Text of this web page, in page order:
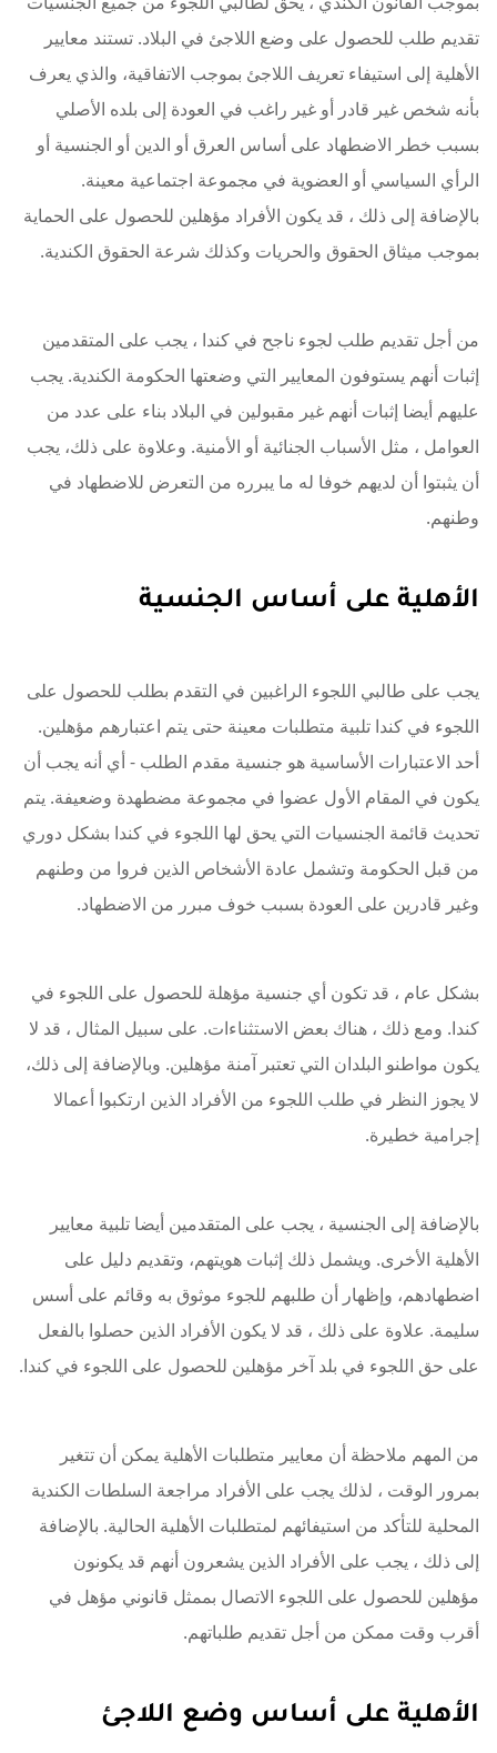
تقديم طلب للحصول على وضع اللاجئ في البلاد. تستند معايير
الأهلية إلى استيفاء تعريف اللاجئ بموجب الاتفاقية، والذي يعرف
بأنه شخص غير قادر أو غير راغب في العودة إلى بلده الأصلي
بسبب خطر الاضطهاد على أساس العرق أو الدين أو الجنسية أو
الرأي السياسي أو العضوية في مجموعة اجتماعية معينة.
بالإضافة إلى ذلك ، قد يكون الأفراد مؤهلين للحصول على الحماية
بموجب ميثاق الحقوق والحريات وكذلك شرعة الحقوق الكندية.
من أجل تقديم طلب لجوء ناجح في كندا ، يجب على المتقدمين
إثبات أنهم يستوفون المعايير التي وضعتها الحكومة الكندية. يجب
عليهم أيضا إثبات أنهم غير مقبولين في البلاد بناء على عدد من
العوامل ، مثل الأسباب الجنائية أو الأمنية. وعلاوة على ذلك، يجب
أن يثبتوا أن لديهم خوفا له ما يبرره من التعرض للاضطهاد في
وطنهم.
الأهلية على أساس الجنسية
يجب على طالبي اللجوء الراغبين في التقدم بطلب للحصول على
اللجوء في كندا تلبية متطلبات معينة حتى يتم اعتبارهم مؤهلين.
أحد الاعتبارات الأساسية هو جنسية مقدم الطلب - أي أنه يجب أن
يكون في المقام الأول عضوا في مجموعة مضطهدة وضعيفة. يتم
تحديث قائمة الجنسيات التي يحق لها اللجوء في كندا بشكل دوري
من قبل الحكومة وتشمل عادة الأشخاص الذين فروا من وطنهم
وغير قادرين على العودة بسبب خوف مبرر من الاضطهاد.
بشكل عام ، قد تكون أي جنسية مؤهلة للحصول على اللجوء في
كندا. ومع ذلك ، هناك بعض الاستثناءات. على سبيل المثال ، قد لا
يكون مواطنو البلدان التي تعتبر آمنة مؤهلين. وبالإضافة إلى ذلك،
لا يجوز النظر في طلب اللجوء من الأفراد الذين ارتكبوا أعمالا
إجرامية خطيرة.
بالإضافة إلى الجنسية ، يجب على المتقدمين أيضا تلبية معايير
الأهلية الأخرى. ويشمل ذلك إثبات هويتهم، وتقديم دليل على
اضطهادهم، وإظهار أن طلبهم للجوء موثوق به وقائم على أسس
سليمة. علاوة على ذلك ، قد لا يكون الأفراد الذين حصلوا بالفعل
على حق اللجوء في بلد آخر مؤهلين للحصول على اللجوء في كندا.
من المهم ملاحظة أن معايير متطلبات الأهلية يمكن أن تتغير
بمرور الوقت ، لذلك يجب على الأفراد مراجعة السلطات الكندية
المحلية للتأكد من استيفائهم لمتطلبات الأهلية الحالية. بالإضافة
إلى ذلك ، يجب على الأفراد الذين يشعرون أنهم قد يكونون
مؤهلين للحصول على اللجوء الاتصال بممثل قانوني مؤهل في
أقرب وقت ممكن من أجل تقديم طلباتهم.
الأهلية على أساس وضع اللاجئ